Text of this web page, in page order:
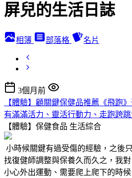
屏兒的生活日誌
相簿 部落格 名片
3個月前
【體驗】顧關鍵保健品推薦《飛跑
有滿滿活力、靈活行動力、走跑跨
【體驗】保健食品 生活綜合
小時候關鍵有過受傷的經驗，之後
找復健師調整與保養久而久之，我
小心外出運動、需要爬上爬下的時